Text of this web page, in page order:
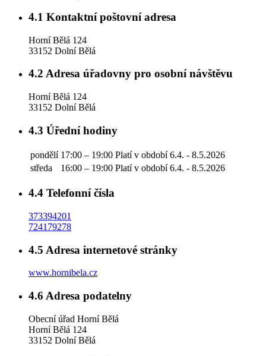
4.1 Kontaktní poštovní adresa
Horní Bělá 124
33152 Dolní Bělá
4.2 Adresa úřadovny pro osobní návštěvu
Horní Bělá 124
33152 Dolní Bělá
4.3 Úřední hodiny
pondělí 17:00 – 19:00 Platí v období 6.4. - 8.5.2026
středa
16:00 – 19:00 Platí v období 6.4. - 8.5.2026
4.4 Telefonní čísla
373394201
724179278
4.5 Adresa internetové stránky
www.hornibela.cz
4.6 Adresa podatelny
Obecní úřad Horní Bělá
Horní Bělá 124
33152 Dolní Bělá